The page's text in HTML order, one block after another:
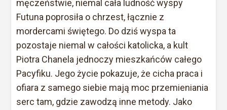
męczeństwie, niemal cała ludność wyspy
Futuna poprosiła o chrzest, łącznie z
mordercami świętego. Do dziś wyspa ta
pozostaje niemal w całości katolicka, a kult
Piotra Chanela jednoczy mieszkańców całego
Pacyfiku. Jego życie pokazuje, że cicha praca i
ofiara z samego siebie mają moc przemieniania
serc tam, gdzie zawodzą inne metody. Jako